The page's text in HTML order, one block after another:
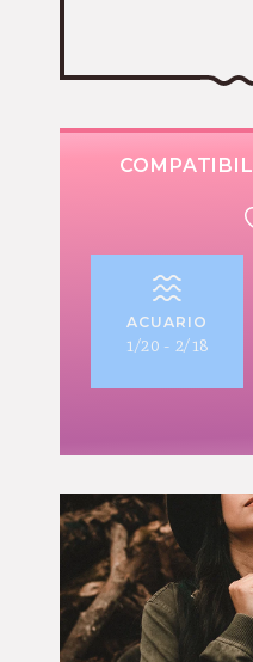
ACUARIO
1/20 - 2/18